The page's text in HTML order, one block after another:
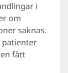
i
om
saknas.
patienter
fått